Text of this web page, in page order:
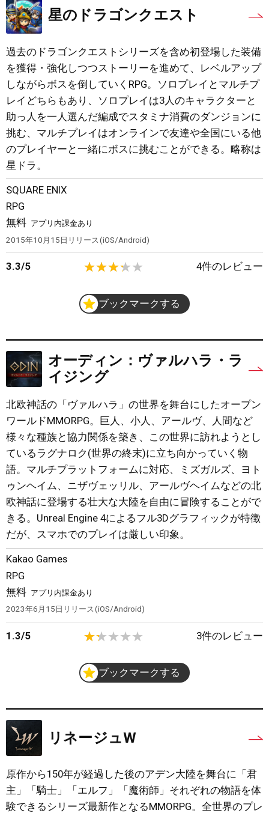
星のドラゴンクエスト
過去のドラゴンクエストシリーズを含め初登場した装備
を獲得・強化しつつストーリーを進めて、レベルアップ
しながらボスを倒していくRPG。ソロプレイとマルチプ
レイどちらもあり、ソロプレイは3人のキャラクターと
助っ人を一人選んだ編成でスタミナ消費のダンジョンに
挑む、マルチプレイはオンラインで友達や全国にいる他
のプレイヤーと一緒にボスに挑むことができる。略称は
星ドラ。
SQUARE ENIX
RPG
無料 アプリ内課金あり
2015年10月15日 リリース iOS/Android
3.3/5 4件のレビュー
ブックマークする
オーディン：ヴァルハラ・ラ
イジング
北欧神話の「ヴァルハラ」の世界を舞台にしたオープン
ワールドMMORPG。巨人、小人、アールヴ、人間など
様々な種族と協力関係を築き、この世界に訪れようとし
ているラグナロク(世界の終末)に立ち向かっていく物
語。マルチプラットフォームに対応、ミズガルズ、ヨト
ゥンヘイム、ニザヴェッリル、アールヴヘイムなどの北
欧神話に登場する壮大な大陸を自由に冒険することがで
きる。Unreal Engine 4によるフル3Dグラフィックが特徴
だが、スマホでのプレイは厳しい印象。
Kakao Games
RPG
無料 アプリ内課金あり
2023年6月15日 リリース iOS/Android
1.3/5 3件のレビュー
ブックマークする
リネージュW
原作から150年が経過した後のアデン大陸を舞台に「君
主」「騎士」「エルフ」「魔術師」それぞれの物語を体
験できるシリーズ最新作となるMMORPG。全世界のプレ